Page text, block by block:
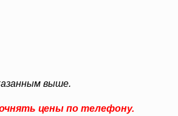
выше.
цены по телефону.